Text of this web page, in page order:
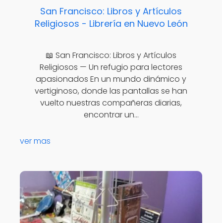
San Francisco: Libros y Artículos
Religiosos - Librería en Nuevo León
📖 San Francisco: Libros y Artículos
Religiosos — Un refugio para lectores
apasionados En un mundo dinámico y
vertiginoso, donde las pantallas se han
vuelto nuestras compañeras diarias,
encontrar un…
ver mas